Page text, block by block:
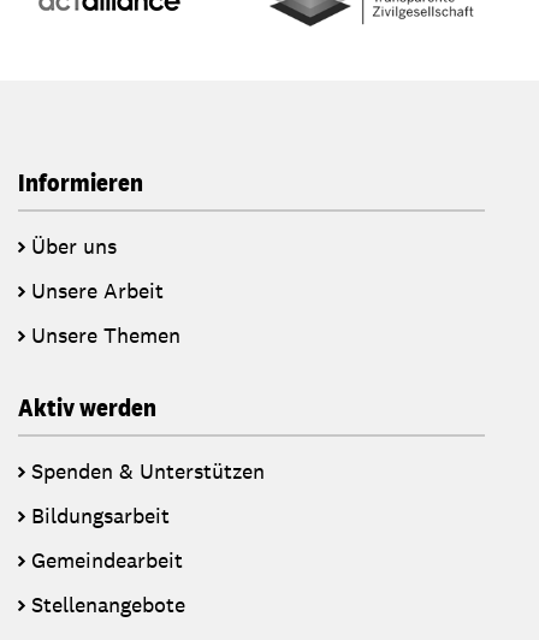
Informieren
Über uns
Unsere Arbeit
Unsere Themen
Aktiv werden
Spenden & Unterstützen
Bildungsarbeit
Gemeindearbeit
Stellenangebote